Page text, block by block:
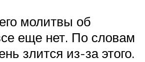
молитвы об
еще нет. По словам
злится из-за этого.